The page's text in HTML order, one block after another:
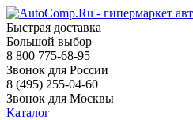
Быстрая доставка
Большой выбор
8 800 775-68-95
Звонок для России
8 (495) 255-04-60
Звонок для Москвы
Каталог